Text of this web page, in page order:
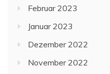
Februar 2023
Januar 2023
Dezember 2022
November 2022